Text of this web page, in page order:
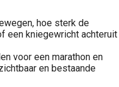
hoe sterk de
een kniegewricht achteruit
voor een marathon en
en bestaande